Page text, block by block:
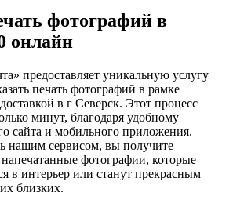
фотографий в
онлайн
предоставляет уникальную услугу
печать фотографий в рамке
в г Северск. Этот процесс
минут, благодаря удобному
сайта и мобильного приложения.
нашим сервисом, вы получите
фотографии, которые
в интерьер или станут прекрасным
близких.